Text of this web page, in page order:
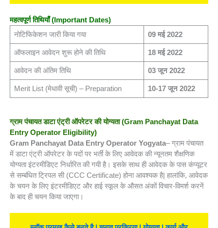
महत्वपूर्ण तिथियाँ (Important Dates)
नोटिफिकेशन जारी किया गया
09 मई 2022
ऑफलाइन आवेदन शुरू होने की तिथि 18 मई 2022
आवेदन की अंतिम तिथि 03 जून 2022
Merit List (मेधावी सूची) – Preparation 10-17 जून 2022
ग्राम पंचायत डाटा एंट्री ऑपरेटर की योग्यता(Gram Panchayat Data
Entry Operator Eligibility)
Gram Panchayat Data Entry Operator Yogyata– ग्राम पंचायत
में डाटा एंट्री ऑपरेटर के पदों पर भर्ती के लिए आवेदक की न्यूनतम शैक्षणिक
योग्यता इंटरमीडिएट निर्धारित की गयी है। इसके साथ ही आवेदक के पास कंप्यूटर
से सम्बंधित ट्रिपल सी (CCC Certificate) होना आवश्यक है| हालांकि, आवेदक
के चयन के लिए इंटरमीडिएट और हाई स्कूल के औसत अंकों विचार-विमर्श करनें
के बाद ही चयन किया जाएगा।